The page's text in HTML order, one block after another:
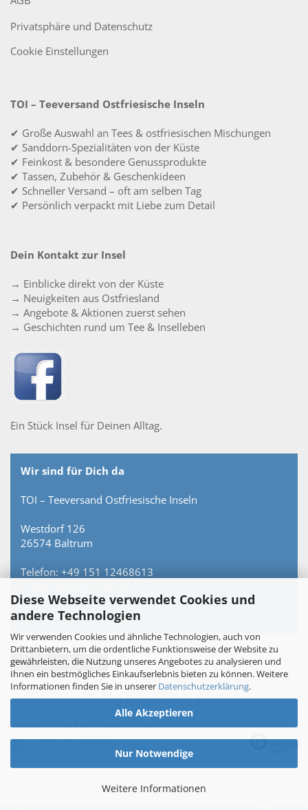
Diese Webseite verwendet Cookies und
andere Technologien
Wir verwenden Cookies und ähnliche Technologien, auch von
Drittanbietern, um die ordentliche Funktionsweise der Website zu
gewährleisten, die Nutzung unseres Angebotes zu analysieren und
Ihnen ein bestmögliches Einkaufserlebnis bieten zu können. Weitere
Informationen finden Sie in unserer Datenschutzerklärung.
Alle Akzeptieren
Nur Notwendige
Weitere Informationen
Privatsphäre und Datenschutz
Cookie Einstellungen
TOI – Teeversand Ostfriesische Inseln
✔ Große Auswahl an Tees & ostfriesischen Mischungen
✔ Sanddorn-Spezialitäten von der Küste
✔ Feinkost & besondere Genussprodukte
✔ Tassen, Zubehör & Geschenkideen
✔ Schneller Versand – oft am selben Tag
✔ Persönlich verpackt mit Liebe zum Detail
Dein Kontakt zur Insel
→ Einblicke direkt von der Küste
→ Neuigkeiten aus Ostfriesland
→ Angebote & Aktionen zuerst sehen
→ Geschichten rund um Tee & Inselleben
Ein Stück Insel für Deinen Alltag.
Wir sind für Dich da
TOI – Teeversand Ostfriesische Inseln
Westdorf 126
26574 Baltrum
Telefon: +49 151 12468613
Persönlich erreichbar – keine Hotline.
Vertrag widerrufen
Webshopby Gambio.de © 2026
Ausgewählte Top-Bewertungen für www.toi-tee.de